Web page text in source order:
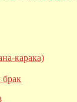
карака)